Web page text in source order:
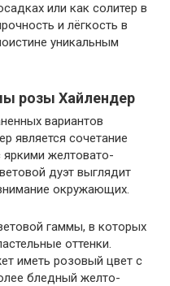
или как солитер в
и лёгкость в
уникальным
розы Хайлендер
вариантов
является сочетание
желтовато-
дуэт выглядит
окружающих.
гаммы, в которых
оттенки.
иметь розовый цвет с
бледный желто-